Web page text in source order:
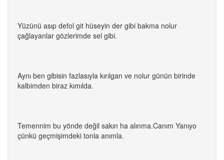
Yüzünü asıp defol git hüseyin der gibi bakma nolur
çağlayanlar gözlerimde sel gibi.
Aynı ben gibisin fazlasıyla kırılgan ve nolur günün birinde
kalbimden biraz kımılda.
Temennim bu yönde değil sakın ha alınma.Canım Yanıyo
çünkü geçmişimdeki tonla anımla.